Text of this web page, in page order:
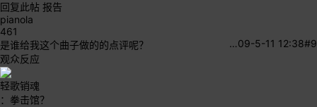
回复此帖 报告
pianola
461
#9
09-5-11 12:38
…
是谁给我这个曲子做的的点评呢？
观众反应
轻歌销魂
：拳击馆？